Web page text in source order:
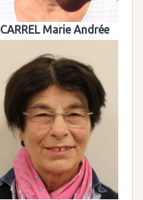
CARREL Marie Andrée